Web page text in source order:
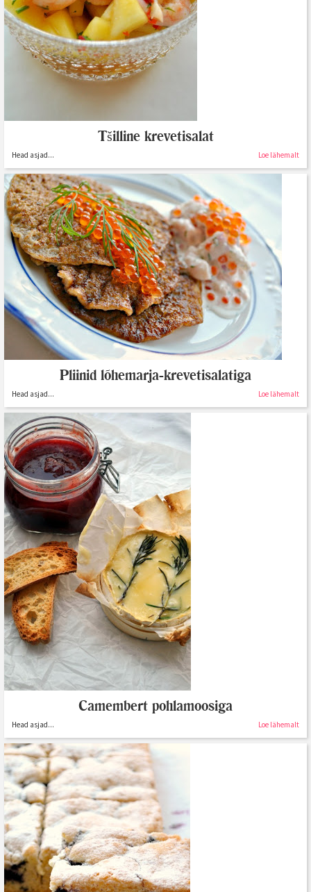
Tšilline krevetisalat
Head asjad... Loe lähemalt
Pliinid lõhemarja-krevetisalatiga
Head asjad... Loe lähemalt
Camembert pohlamoosiga
Head asjad... Loe lähemalt